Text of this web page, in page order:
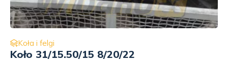
Koła i felgi
Koło 31/15.50/15 8/20/22